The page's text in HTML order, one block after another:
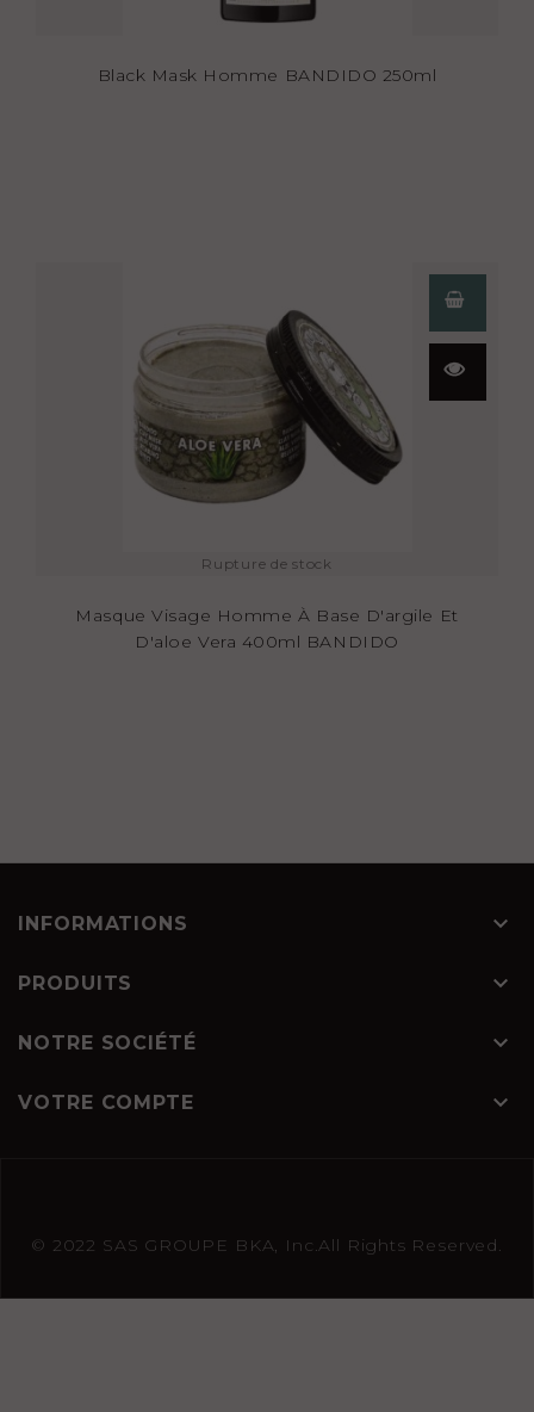
Black Mask Homme BANDIDO 250ml
Rupture de stock
Masque Visage Homme À Base D'argile Et
D'aloe Vera 400ml BANDIDO
INFORMATIONS 
PRODUITS 
NOTRE SOCIÉTÉ 
VOTRE COMPTE 
© 2022 SAS GROUPE BKA, Inc.All Rights Reserved.